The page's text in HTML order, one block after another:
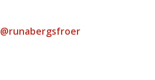
@runabergsfroer